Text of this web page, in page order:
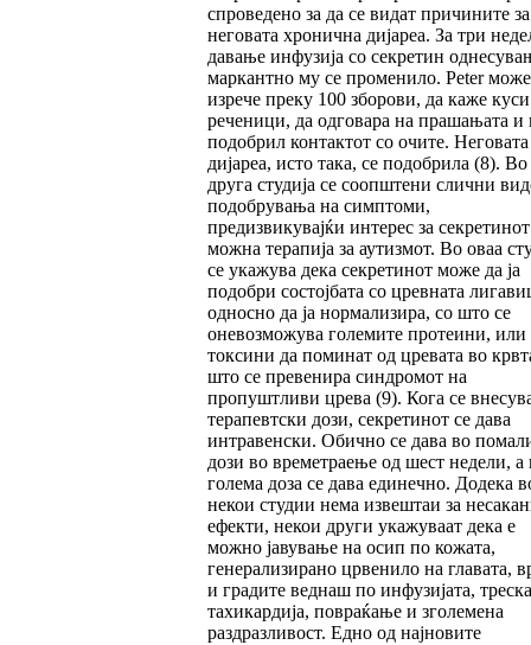
спроведено за да се видат причините за
неговата хронична дијареа. За три
давање инфузија со секретин
маркантно му се променило. Peter
изрече преку 100 зборови, да каже куси
реченици, да одговара на прашањата и
подобрил контактот со очите. Неговата
дијареа, исто така, се подобрила (8). Во
друга студија се соопштени слични
подобрувања на симптоми,
предизвикувајќи интерес за
можна терапија за аутизмот. Во оваа
се укажува дека секретинот може да ја
подобри состојбата со цревната
односно да ја нормализира, со што се
оневозможува големите протеини, или
токсини да поминат од цревата во
што се превенира синдромот на
пропуштливи црева (9). Кога се
терапевтски дози, секретинот се дава
интравенски. Обично се дава во
дози во времетраење од шест недели, а
голема доза се дава единечно. Додека
некои студии нема извештаи за
ефекти, некои други укажуваат дека е
можно јавување на осип по кожата,
генерализирано црвенило на главата,
и градите веднаш по инфузијата,
тахикардија, повраќање и зголемена
раздразливост. Едно од најновите